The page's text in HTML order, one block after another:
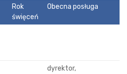
Rok
święceń
Obecna posługa
dyrektor,